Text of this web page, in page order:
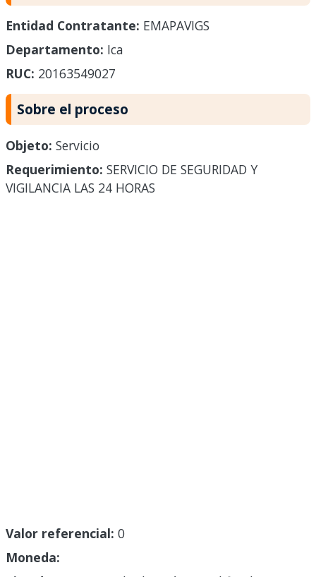
Entidad Contratante: EMAPAVIGS
Departamento: Ica
RUC: 20163549027
Sobre el proceso
Objeto: Servicio
Requerimiento: SERVICIO DE SEGURIDAD Y
VIGILANCIA LAS 24 HORAS
Valor referencial: 0
Moneda: